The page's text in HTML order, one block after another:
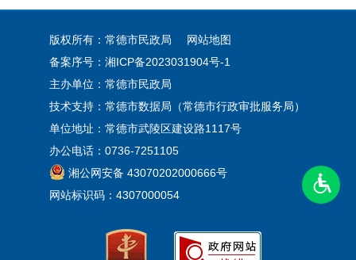
版权所有：常德市民政局
网站地图
备案序号： 湘ICP备2023031904号-1
主办单位：常德市民政局
技术支持：常德市数据局（常德市行政审批服务局）
单位地址：常德市武陵区建设路1117号
办公电话：0736-7251105
湘公网安备 43070202000666号
网站标识码：4307000054